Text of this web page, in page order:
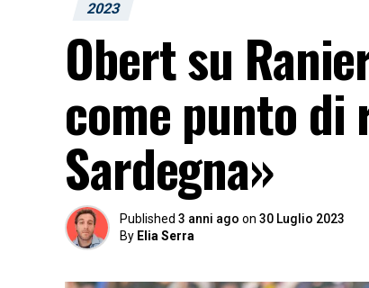
2023
Obert su
come punto
Sardegna»
Published 3 anni ago on 30 Luglio 2023
By Elia Serra